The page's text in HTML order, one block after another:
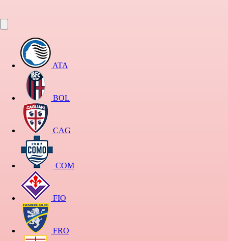
ATA
BOL
CAG
COM
FIO
FRO